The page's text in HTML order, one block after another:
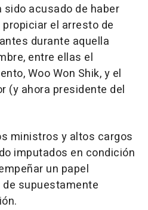
sido acusado de haber
el arresto de
durante aquella
entre ellas el
Woo Won Shik, y el
(y ahora presidente del
ministros y altos cargos
imputados en condición
un papel
supuestamente